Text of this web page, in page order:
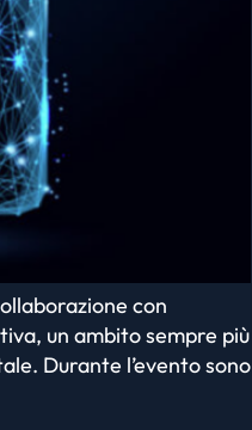
con
un ambito sempre più
Durante l’evento sono